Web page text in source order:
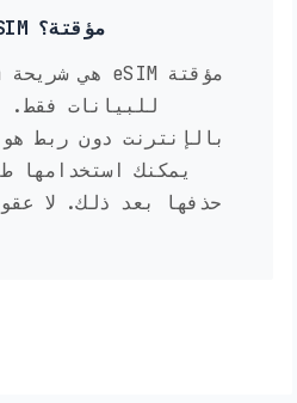
هل هذه بطاقة eSIM مؤقتة؟
للبيانات فقط.
بالإنترنت دون ربط
يمكنك استخدامها
حذفها بعد ذلك. لا